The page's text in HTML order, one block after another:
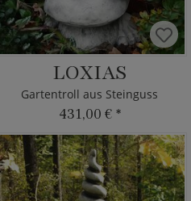
LOXIAS
Gartentroll aus Steinguss
431,00 € *